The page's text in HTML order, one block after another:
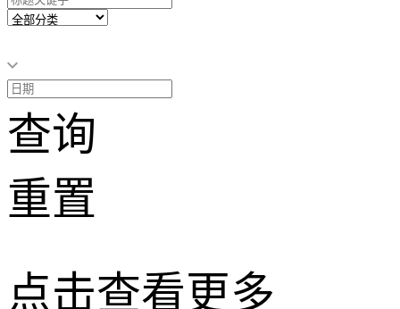
查询
重置
点击查看更多